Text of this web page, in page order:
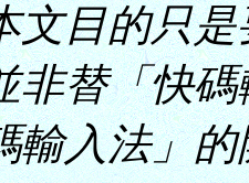
文目的只
非替「快
輸入法」